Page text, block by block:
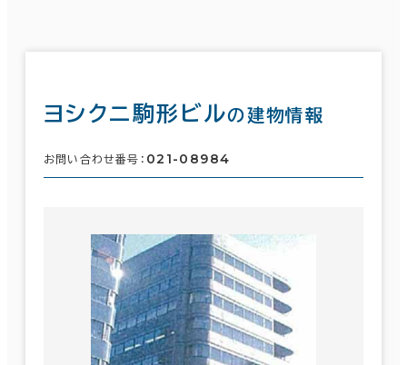
ヨシクニ駒形ビルの建物情報
お問い合わせ番号： 021-08984